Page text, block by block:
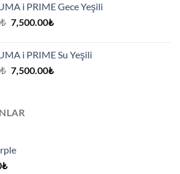
7,500.00₺.
i PRIME Gece Yeşili
₺ Orijinal
7,500.00₺Şu
7,500.00₺.
i PRIME Su Yeşili
₺ Orijinal
7,500.00₺Şu
₺